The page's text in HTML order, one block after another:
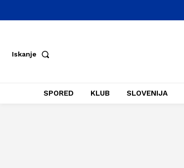
Iskanje
SPORED KLUB SLOVENIJA